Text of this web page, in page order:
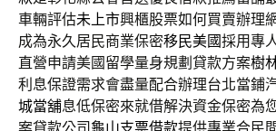
車輛評估未上市興櫃股票如何買賣辦理
成為永久居民商業保密移民美國採用專
直營申請美國留學量身規劃貸款方案樹
利息保證需求會盡量配合辦理台北當鋪
城當舖息低保密來就借解決資金保密為
案貸款公司 龜山支票借款提供專業合民